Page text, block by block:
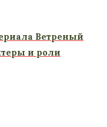
Ветреный
и роли